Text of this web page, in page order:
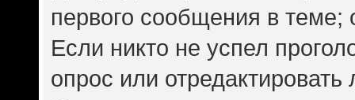
первого сообщения в теме;
Если никто не успел
опрос или